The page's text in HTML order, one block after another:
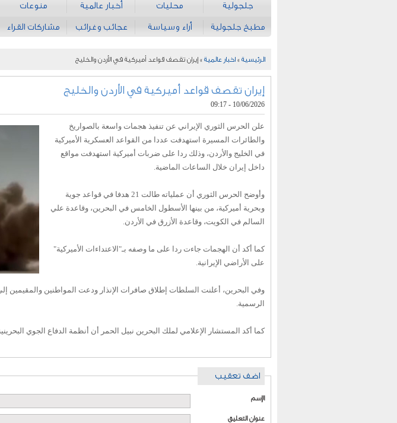
جلجولية محليات أخبار عالمية منوعات
مطبخ جلجولية أراء وسياسة عجائب وغرائب مشاركات القراء
الرئيسية » اخبار عالمية » إيران تقصف قواعد أميركية في الأردن والخليج
إيران تقصف قواعد أميركية في الأردن والخليج
10/06/2026 - 09:17
علن الحرس الثوري الإيراني عن تنفيذ هجمات واسعة بالصواريخ
والطائرات المسيرة استهدفت عددا من القواعد العسكرية الأميركية
في الخليج والأردن، وذلك ردا على ضربات أميركية استهدفت مواقع
داخل إيران خلال الساعات الماضية.
وأوضح الحرس الثوري أن عملياته طالت 21 هدفا في قواعد جوية
وبحرية أميركية، من بينها الأسطول الخامس في البحرين، وقاعدة علي
السالم في الكويت، وقاعدة الأزرق في الأردن.
كما أكد أن الهجمات جاءت ردا على ما وصفه بـ"الاعتداءات الأميركية"
على الأراضي الإيرانية.
وفي البحرين، أعلنت السلطات إطلاق صافرات الإنذار ودعت المواطنين والمقيمين إلى
الرسمية.
كما أكد المستشار الإعلامي لملك البحرين نبيل الحمر أن أنظمة الدفاع الجوي
اضف تعقيب
الإسم
عنوان التعليق